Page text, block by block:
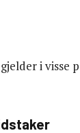
i visse